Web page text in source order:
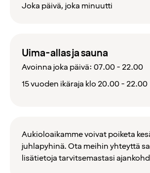
Joka päivä, joka minuutti
Uima-allas ja sauna
Avoinna joka päivä: 07.00 - 22.00
15 vuoden ikäraja klo 20.00 - 22.00
Aukioloaikamme voivat poiketa
juhlapyhinä. Ota meihin yhteyttä
lisätietoja tarvitsemastasi